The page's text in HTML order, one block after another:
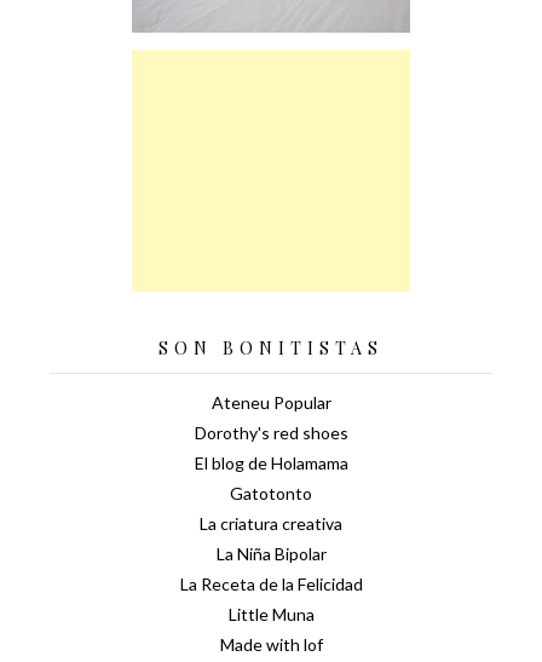
SON BONITISTAS
Ateneu Popular
Dorothy's red shoes
El blog de Holamama
Gatotonto
La criatura creativa
La Niña Bipolar
La Receta de la Felicidad
Little Muna
Made with lof